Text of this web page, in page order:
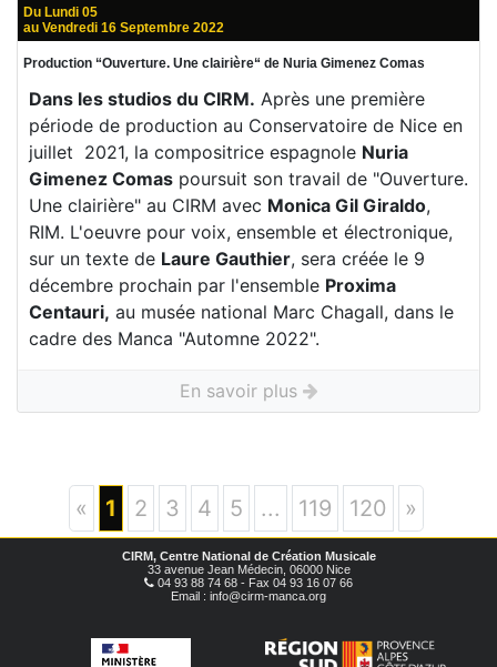
Du Lundi 05
au Vendredi 16 Septembre 2022
Production “Ouverture. Une clairière“ de Nuria Gimenez Comas
Dans les studios du CIRM. Après une première
période de production au Conservatoire de Nice en
juillet 2021, la compositrice espagnole Nuria
Gimenez Comas poursuit son travail de "Ouverture.
Une clairière" au CIRM avec Monica Gil Giraldo,
RIM. L'oeuvre pour voix, ensemble et électronique,
sur un texte de Laure Gauthier, sera créée le 9
décembre prochain par l'ensemble Proxima
Centauri, au musée national Marc Chagall, dans le
cadre des Manca "Automne 2022".
En savoir plus
« 1 2 3 4 5 ... 119 120 »
CIRM, Centre National de Création Musicale
33 avenue Jean Médecin, 06000 Nice
04 93 88 74 68 - Fax 04 93 16 07 66
Email : info@cirm-manca.org